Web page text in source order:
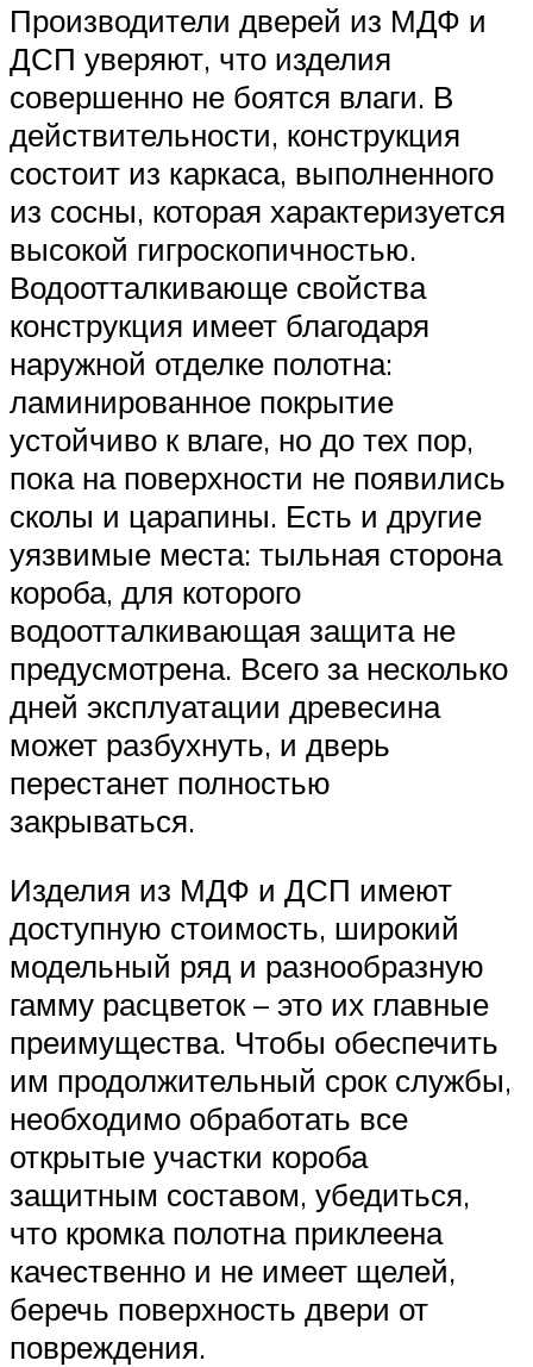
Производители дверей из МДФ и
ДСП уверяют, что изделия
совершенно не боятся влаги. В
действительности, конструкция
состоит из каркаса, выполненного
из сосны, которая характеризуется
высокой гигроскопичностью.
Водоотталкивающе свойства
конструкция имеет благодаря
наружной отделке полотна:
ламинированное покрытие
устойчиво к влаге, но до тех пор,
пока на поверхности не появились
сколы и царапины. Есть и другие
уязвимые места: тыльная сторона
короба, для которого
водоотталкивающая защита не
предусмотрена. Всего за несколько
дней эксплуатации древесина
может разбухнуть, и дверь
перестанет полностью
закрываться.
Изделия из МДФ и ДСП имеют
доступную стоимость, широкий
модельный ряд и разнообразную
гамму расцветок – это их главные
преимущества. Чтобы обеспечить
им продолжительный срок службы,
необходимо обработать все
открытые участки короба
защитным составом, убедиться,
что кромка полотна приклеена
качественно и не имеет щелей,
беречь поверхность двери от
повреждения.